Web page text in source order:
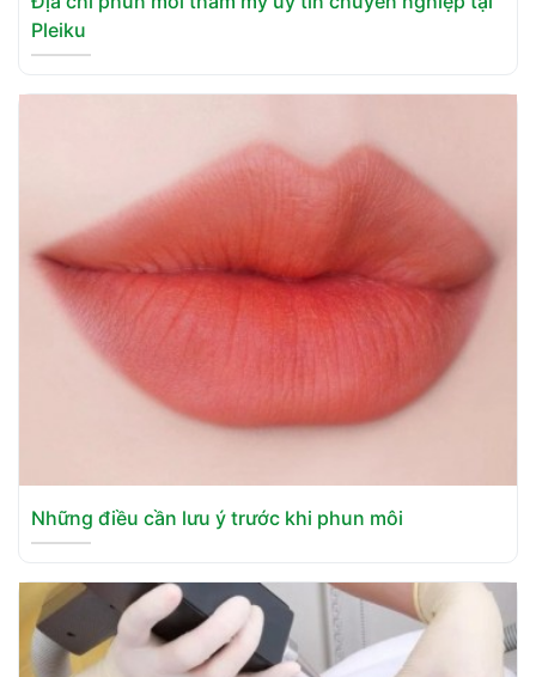
Pleiku
Những điều cần lưu ý trước khi phun môi